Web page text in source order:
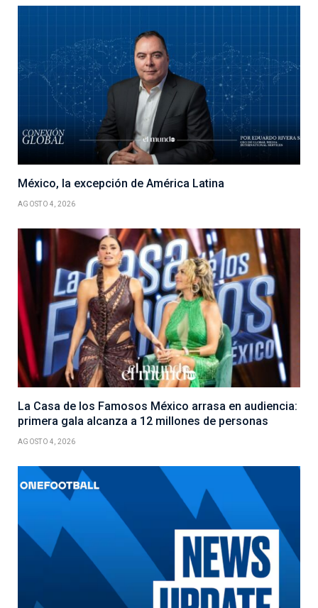
México, la excepción de América Latina
AGOSTO 4, 2026
La Casa de los Famosos México arrasa en audiencia:
primera gala alcanza a 12 millones de personas
AGOSTO 4, 2026